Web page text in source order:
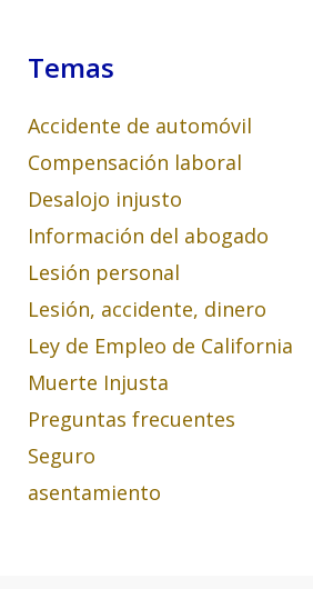
Temas
Accidente de automóvil
Compensación laboral
Desalojo injusto
Información del abogado
Lesión personal
Lesión, accidente, dinero
Ley de Empleo de California
Muerte Injusta
Preguntas frecuentes
Seguro
asentamiento